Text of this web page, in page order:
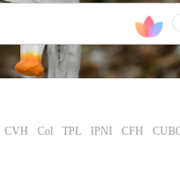
CVH Col TPL IPNI CFH